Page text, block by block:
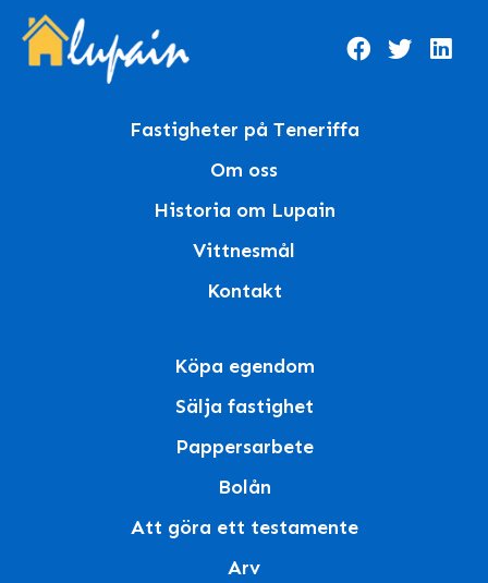
Fastigheter på Teneriffa
Om oss
Historia om Lupain
Vittnesmål
Kontakt
Köpa egendom
Sälja fastighet
Pappersarbete
Bolån
Att göra ett testamente
Arv